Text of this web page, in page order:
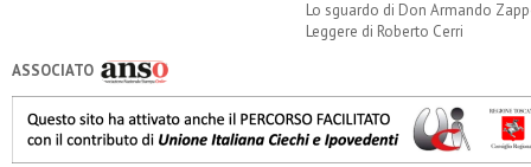
Lo sguardo di Don Armando
Leggere di Roberto Cerri
ASSOCIATO